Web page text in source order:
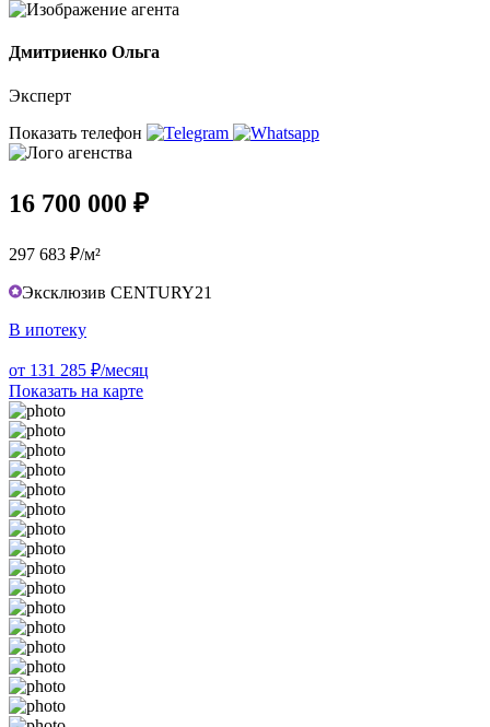
Дмитриенко Ольга
Эксперт
Показать телефон
16 700 000 ₽
297 683 ₽/м²
Эксклюзив CENTURY21
В ипотеку
от 131 285 ₽/месяц
Показать на карте